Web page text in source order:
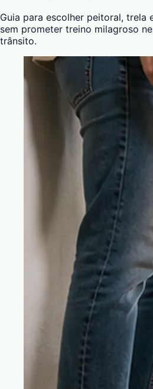
Guia para escolher peitoral, trela
sem prometer treino milagroso
trânsito.